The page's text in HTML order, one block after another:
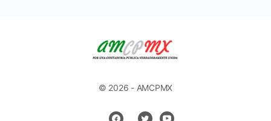
© 2026 - AMCPMX